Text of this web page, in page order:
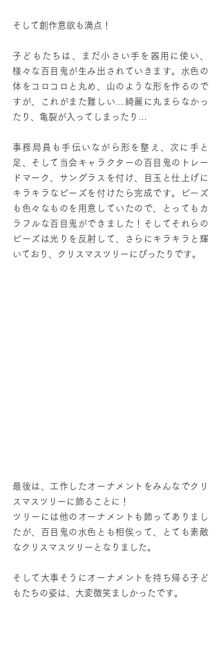
そして創作意欲も満点！
子どもたちは、まだ小さい手を器用に使い、
様々な百目鬼が生み出されていきます。水色の
体をコロコロと丸め、山のような形を作るので
すが、これがまた難しい…綺麗に丸まらなかっ
たり、亀裂が入ってしまったり…
事務局員も手伝いながら形を整え、次に手と
足、そして当会キャラクターの百目鬼のトレー
ドマーク、サングラスを付け、目玉と仕上げに
キラキラなビーズを付けたら完成です。ビーズ
も色々なものを用意していたので、とってもカ
ラフルな百目鬼ができました！そしてそれらの
ビーズは光りを反射して、さらにキラキラと輝
いており、クリスマスツリーにぴったりです。
最後は、工作したオーナメントをみんなでクリ
スマスツリーに飾ることに！
ツリーには他のオーナメントも飾ってありまし
たが、百目鬼の水色とも相俟って、とても素敵
なクリスマスツリーとなりました。
そして大事そうにオーナメントを持ち帰る子ど
もたちの姿は、大変微笑ましかったです。